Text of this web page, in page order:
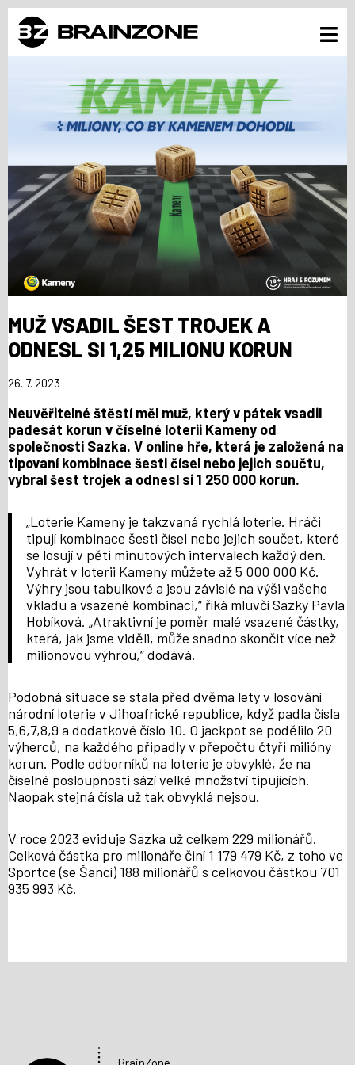
MUŽ VSADIL ŠEST TROJEK A
ODNESL SI 1,25 MILIONU KORUN
26. 7. 2023
Neuvěřitelné štěstí měl muž, který v pátek vsadil
padesát korun v číselné loterii Kameny od
společnosti Sazka. V online hře, která je založená na
tipovaní kombinace šesti čísel nebo jejich součtu,
vybral šest trojek a odnesl si 1 250 000 korun.
„Loterie Kameny je takzvaná rychlá loterie. Hráči
tipují kombinace šesti čísel nebo jejich součet, které
se losují v pěti minutových intervalech každý den.
Vyhrát v loterii Kameny můžete až 5 000 000 Kč.
Výhry jsou tabulkové a jsou závislé na výši vašeho
vkladu a vsazené kombinaci,“ říká mluvčí Sazky Pavla
Hobíková. „Atraktivní je poměr malé vsazené částky,
která, jak jsme viděli, může snadno skončit více než
milionovou výhrou,“ dodává.
Podobná situace se stala před dvěma lety v losování
národní loterie v Jihoafrické republice, když padla čísla
5,6,7,8,9 a dodatkové číslo 10. O jackpot se podělilo 20
výherců, na každého připadly v přepočtu čtyři milióny
korun. Podle odborníků na loterie je obvyklé, že na
číselné posloupnosti sází velké množství tipujících.
Naopak stejná čísla už tak obvyklá nejsou.
V roce 2023 eviduje Sazka už celkem 229 milionářů.
Celková částka pro milionáře činí 1 179 479 Kč, z toho ve
Sportce (se Šancí) 188 milionářů s celkovou částkou 701
935 993 Kč.